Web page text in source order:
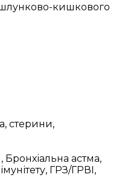
кишкового
стерини,
Бронхіальна астма,
ГРЗ/ГРВІ,